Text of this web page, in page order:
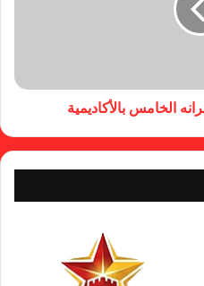
الخامس بالأكاديمية